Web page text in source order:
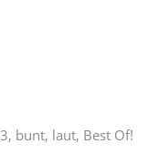
bunt, laut, Best Of!